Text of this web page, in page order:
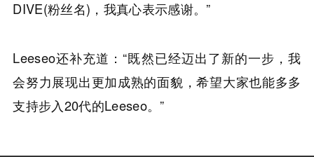
DIVE(粉丝名)，我真心表示感谢。”
Leeseo还补充道：“既然已经迈出了新的一步，我
会努力展现出更加成熟的面貌，希望大家也能多多
支持步入20代的Leeseo。”